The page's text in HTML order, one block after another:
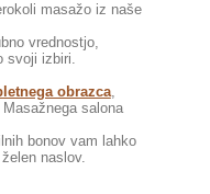
masažo iz naše
vrednostjo,
svoji izbiri.
obrazca,
salona
bonov vam lahko
naslov.